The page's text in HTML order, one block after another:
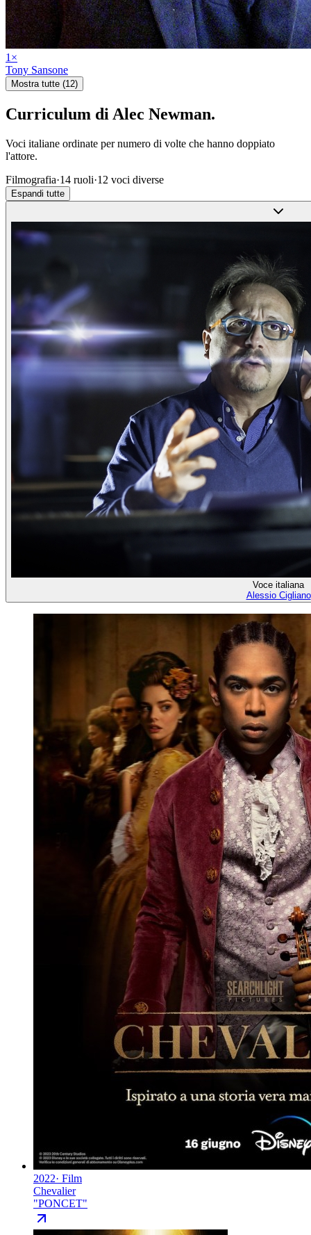
1 ×
Tony Sansone
Mostra tutte (12)
Curriculum di Alec Newman.
Voci italiane ordinate per numero di volte che hanno doppiato
l'attore.
Filmografia·14 ruoli·12 voci diverse
Espandi tutte
Voce italiana
Alessio Cigliano
2022· Film
Chevalier
"PONCET"